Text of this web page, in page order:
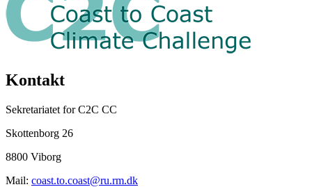
Kontakt
Sekretariatet for C2C CC
Skottenborg 26
8800 Viborg
Mail: coast.to.coast@ru.rm.dk